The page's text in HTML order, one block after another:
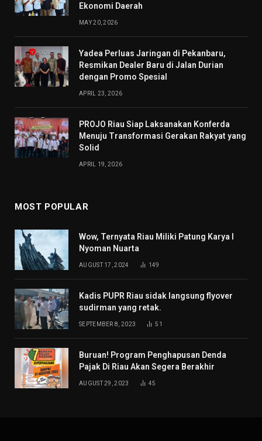
Ekonomi Daerah
MAY 20, 2026
Yadea Perluas Jaringan di Pekanbaru,
Resmikan Dealer Baru di Jalan Durian
dengan Promo Spesial
APRIL 23, 2026
PROJO Riau Siap Laksanakan Konferda
Menuju Transformasi Gerakan Rakyat yang
Solid
APRIL 19, 2026
MOST POPULAR
Wow, Ternyata Riau Miliki Patung Karya I
Nyoman Nuarta
AUGUST 17, 2024 149
Kadis PUPR Riau sidak langsung flyover
sudirman yang retak.
SEPTEMBER 8, 2023 51
Buruan! Program Penghapusan Denda
Pajak Di Riau Akan Segera Berakhir
AUGUST 29, 2023 45